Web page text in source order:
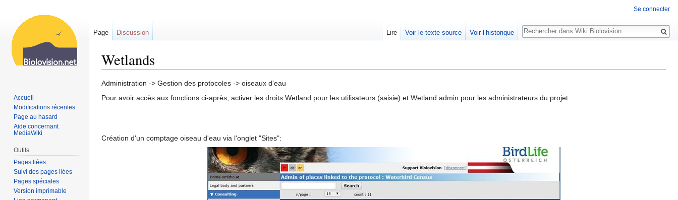
Wetlands
Sauter
à
Sauter
à
Administration -> Gestion des protocoles -> oiseaux d'eau
Pour avoir accès aux fonctions ci-après, activer les droits Wetland pour les utilisateurs (saisie) et Wetland admin pour les administrateurs du projet.
Création d'un comptage oiseau d'eau via l'onglet "Sites":
Se connecter
Page Discussion Lire Voir le texte source Voir l’historique
Rechercher
Accueil
Modifications récentes
Page au hasard
Aide concernant
MediaWiki
Outils
Pages liées
Suivi des pages liées
Pages spéciales
Version imprimable